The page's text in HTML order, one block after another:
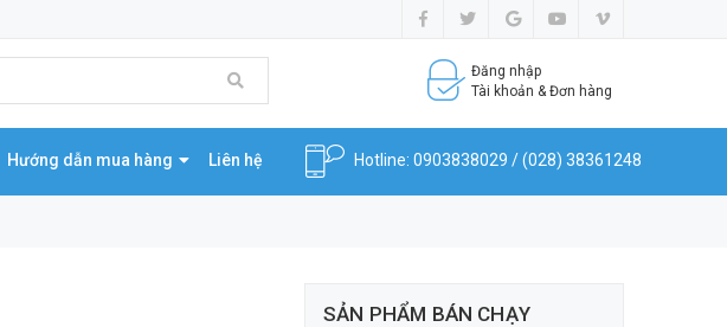
Đăng nhập
Tài khoản & Đơn hàng
Hướng dẫn mua hàng Liên hệ Hotline: 0903838029 /(028) 38361248
SẢN PHẨM BÁN CHẠY